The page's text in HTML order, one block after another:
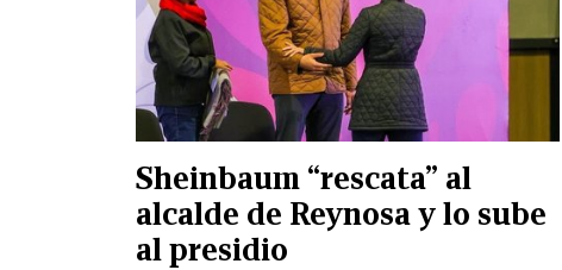
Sheinbaum “rescata” al
alcalde de Reynosa y lo sube
al presidio